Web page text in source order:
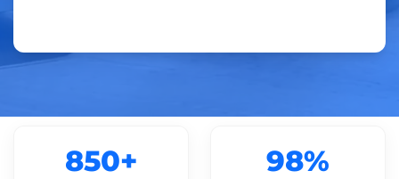
850+ 98%